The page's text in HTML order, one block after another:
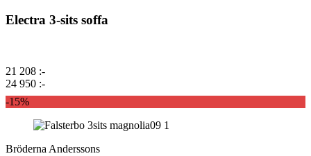
Electra 3-sits soffa
21 208 :-
24 950 :-
-15%
Bröderna Anderssons